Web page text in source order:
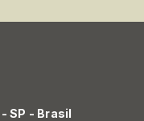
SP - Brasil